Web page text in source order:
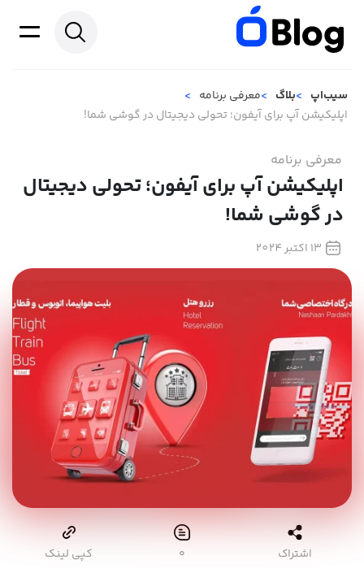
سیب‌اپ بلاگ
معرفی برنامه
اپلیکیشن آپ برای آیفون؛ تحولی دیجیتال در گوشی شما!
معرفی برنامه
اپلیکیشن آپ برای آیفون؛ تحولی دیجیتال
در گوشی شما!
13 اکتبر 2024
اشتراک ۰ کپی لینک